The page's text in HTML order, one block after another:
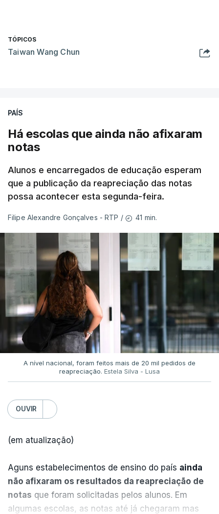
TÓPICOS
Taiwan Wang Chun
PAÍS
Há escolas que ainda não afixaram
notas
Alunos e encarregados de educação esperam
que a publicação da reapreciação das notas
possa acontecer esta segunda-feira.
Filipe Alexandre Gonçalves - RTP / 41 min.
A nível nacional, foram feitos mais de 20 mil pedidos de
reapreciação. Estela Silva - Lusa
OUVIR
(em atualização)
Aguns estabelecimentos de ensino do país ainda
não afixaram os resultados da reapreciação de
notas que foram solicitadas pelos alunos. Em
algumas escolas, as notas até já chegaram mas